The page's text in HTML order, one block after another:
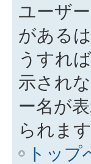
ユーザ
がある
うすれ
示され
ー名が
られます
トップ